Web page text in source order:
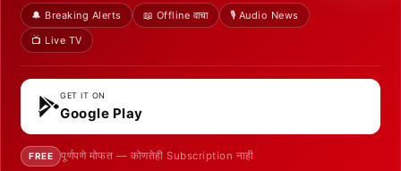
🔔 Breaking Alerts 📖 Offline वाचा
🎙️ Audio News
📺 Live TV
GET IT ON
Google Play
FREE पूर्णपणे मोफत — कोणतेही Subscription नाही